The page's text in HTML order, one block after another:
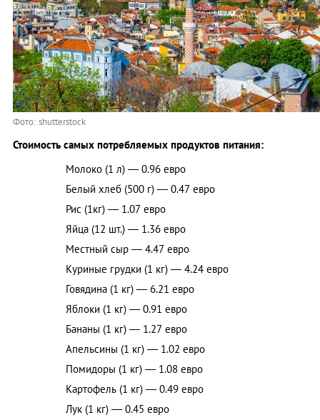
Фото: shutterstock
Стоимость самых потребляемых продуктов питания:
Молоко (1 л) — 0.96 евро
Белый хлеб (500 г) — 0.47 евро
Рис (1кг) — 1.07 евро
Яйца (12 шт.) — 1.36 евро
Местный сыр — 4.47 евро
Куриные грудки (1 кг) — 4.24 евро
Говядина (1 кг) — 6.21 евро
Яблоки (1 кг) — 0.91 евро
Бананы (1 кг) — 1.27 евро
Апельсины (1 кг) — 1.02 евро
Помидоры (1 кг) — 1.08 евро
Картофель (1 кг) — 0.49 евро
Лук (1 кг) — 0.45 евро